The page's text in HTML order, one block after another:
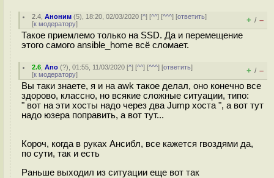
2.4 ,Аноним (5), 18:20, 02/03/2020 [^] [^^] [^^^] [ответить]
[к модератору] + / –
Такое приемлемо только на SSD. Да и перемещение
этого самого ansible_home всё сломает.
2.6 ,Ano (?), 01:55, 11/03/2020 [^] [^^] [^^^] [ответить]
[к модератору] + / –
Вы таки знаете, я и на awk такое делал, оно конечно все
здорово, классно, но всякие сложные ситуации, типо:
" вот на эти хосты надо через два Jump хоста ", а вот тут
надо юзера поправить, а вот тут...
Короч, когда в руках Ансибл, все кажется гвоздями да,
по сути, так и есть
Раньше выходил из ситуации еще вот так